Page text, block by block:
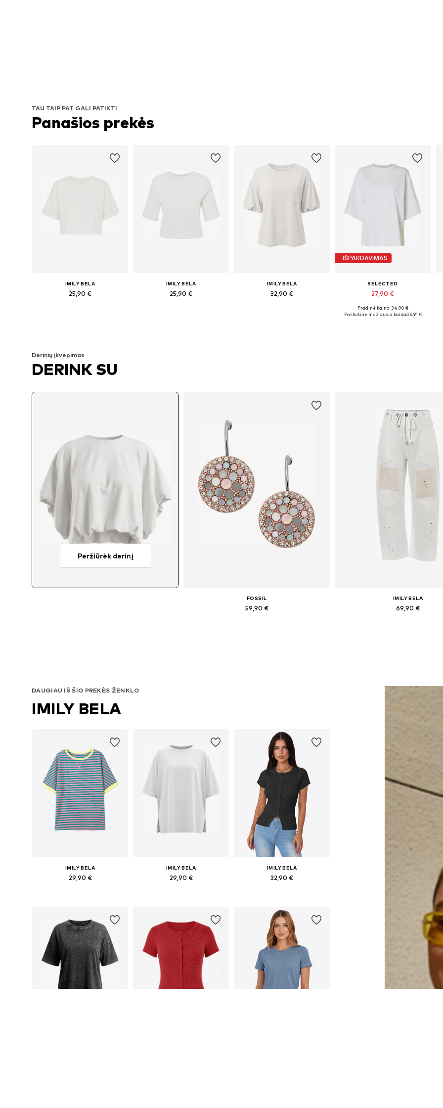
TAU TAIP PAT GALI PATIKTI
Panašios prekės
IMILY BELA
25,90 €
IMILY BELA
25,90 €
IMILY BELA
32,90 €
IŠPARDAVIMAS
SELECTED
27,90 €
Galimi dydžiai: XS, S, M, XL
Pradinė kaina: 34,90 €
Paskutinė mažiausia kaina:26,91 €
Derinių įkvėpimas
DERINK SU
Peržiūrėk derinį
FOSSIL
59,90 €
IMILY BELA
69,90 €
DAUGIAU IŠ ŠIO PREKĖS ŽENKLO
IMILY BELA
IMILY BELA
29,90 €
IMILY BELA
29,90 €
IMILY BELA
32,90 €
Į krepšelį